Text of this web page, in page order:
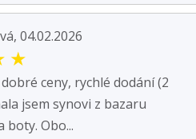
04.02.2026
★
ceny, rychlé dodání (2
jsem synovi z bazaru
boty. Obo...